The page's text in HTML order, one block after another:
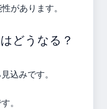
があります。
どうなる？
込みです。
。